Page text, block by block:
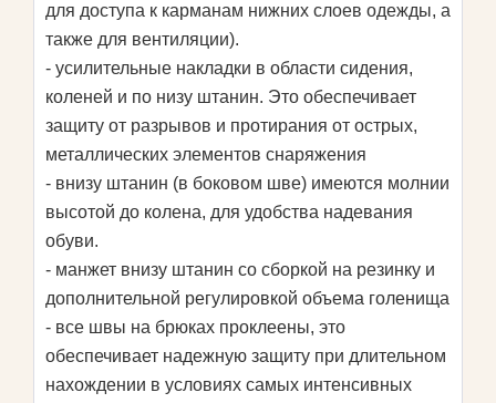
для доступа к карманам нижних слоев одежды, а
также для вентиляции).
- усилительные накладки в области сидения,
коленей и по низу штанин. Это обеспечивает
защиту от разрывов и протирания от острых,
металлических элементов снаряжения
- внизу штанин (в боковом шве) имеются молнии
высотой до колена, для удобства надевания
обуви.
- манжет внизу штанин со сборкой на резинку и
дополнительной регулировкой объема голенища
- все швы на брюках проклеены, это
обеспечивает надежную защиту при длительном
нахождении в условиях самых интенсивных